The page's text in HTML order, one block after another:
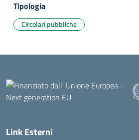
Tipologia
Circolari pubbliche
Link Esterni